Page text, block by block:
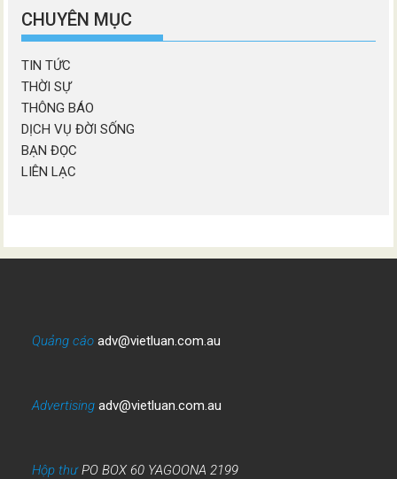
mục
CHUYÊN MỤC
TIN TỨC
THỜI SỰ
THÔNG BÁO
DỊCH VỤ ĐỜI SỐNG
BẠN ĐỌC
LIÊN LẠC
Quảng cáo adv@vietluan.com.au
Advertising adv@vietluan.com.au
Hộp thưPO BOX 60 YAGOONA 2199